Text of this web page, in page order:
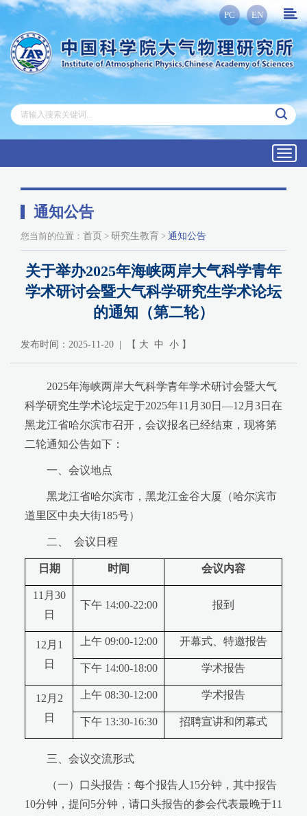
PC EN
通知公告
您当前的位置： 首页 > 研究生教育 > 通知公告
关于举办2025年海峡两岸大气科学青年
学术研讨会暨大气科学研究生学术论坛
的通知（第二轮）
发布时间：2025-11-20 | 【 大 中 小 】
2025年海峡两岸大气科学青年学术研讨会暨大气
科学研究生学术论坛定于2025年11月30日—12月3日在
黑龙江省哈尔滨市召开，会议报名已经结束，现将第
二轮通知公告如下：
一、会议地点
黑龙江省哈尔滨市，黑龙江金谷大厦（哈尔滨市
道里区中央大街185号）
二、 会议日程
日期 时间 会议内容
11月30
日
下午 14:00-22:00 报到
12月1
日
上午 09:00-12:00 开幕式、特邀报告
下午 14:00-18:00 学术报告
12月2
日
上午 08:30-12:00 学术报告
下午 13:30-16:30 招聘宣讲和闭幕式
三、会议交流形式
（一）口头报告：每个报告人15分钟，其中报告
10分钟，提问5分钟，请口头报告的参会代表最晚于11